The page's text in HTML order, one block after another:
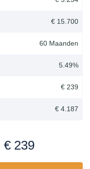
€ 15.700
60 Maanden
5.49%
€ 239
€ 4.187
€ 239